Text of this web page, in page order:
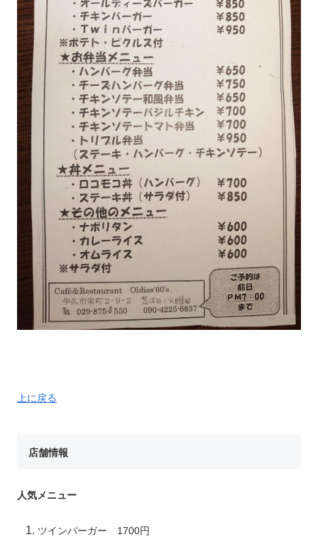
上に戻る
店舗情報
人気メニュー
ツインバーガー 1700円